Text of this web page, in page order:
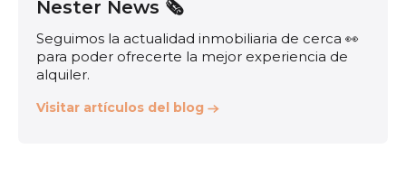
Nester News 🗞️
Seguimos la actualidad inmobiliaria de cerca 👀
para poder ofrecerte la mejor experiencia de
alquiler.
Visitar artículos del blog